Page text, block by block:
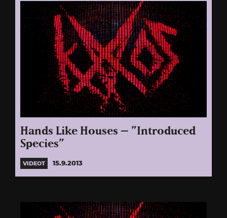
Hands Like Houses – ”Introduced
Species”
VIDEOT 15.9.2013